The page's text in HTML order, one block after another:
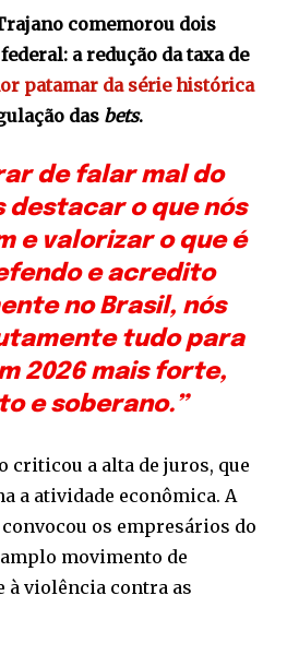
comemorou dois
a redução da taxa de
patamar da série histórica
das bets.
de falar mal do
destacar o que nós
e valorizar o que é
e acredito
no Brasil, nós
tudo para
2026 mais forte,
e soberano.”
criticou a alta de juros, que
a atividade econômica. A
os empresários do
movimento de
à violência contra as